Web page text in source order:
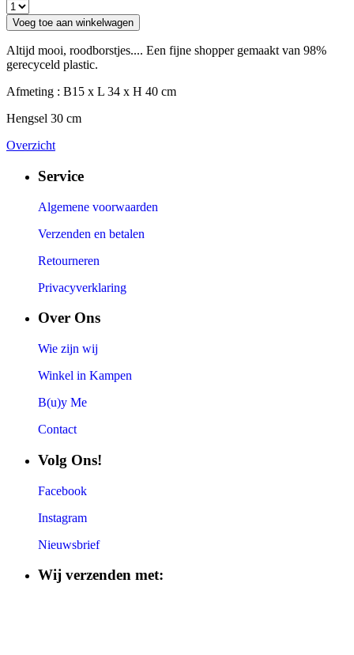
Voeg toe aan winkelwagen
Altijd mooi, roodborstjes.... Een fijne shopper gemaakt van 98%
gerecyceld plastic.
Afmeting : B15 x L 34 x H 40 cm
Hengsel 30 cm
Overzicht
Service
Algemene voorwaarden
Verzenden en betalen
Retourneren
Privacyverklaring
Over Ons
Wie zijn wij
Winkel in Kampen
B(u)y Me
Contact
Volg Ons!
Facebook
Instagram
Nieuwsbrief
Wij verzenden met: